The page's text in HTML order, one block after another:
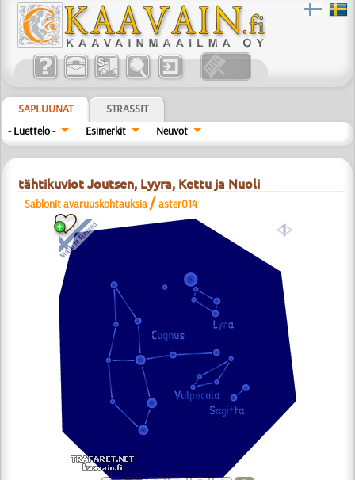
SAPLUUNAT
STRASSIT
- Luettelo -
Esimerkit Neuvot
tähtikuviot Joutsen, Lyyra, Kettu ja Nuoli
Sablonit avaruuskohtauksia /aster014
a